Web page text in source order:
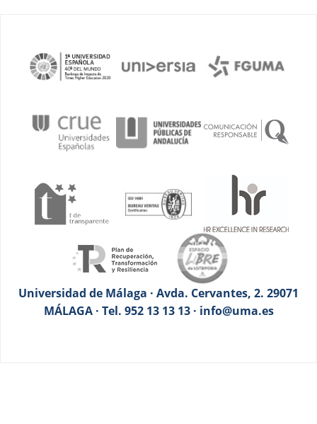
Universidad de Málaga · Avda. Cervantes, 2. 29071
MÁLAGA · Tel. 952 13 13 13 · info@uma.es